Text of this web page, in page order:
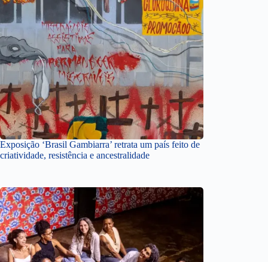
Exposição ‘Brasil Gambiarra’ retrata um país feito de
criatividade, resistência e ancestralidade